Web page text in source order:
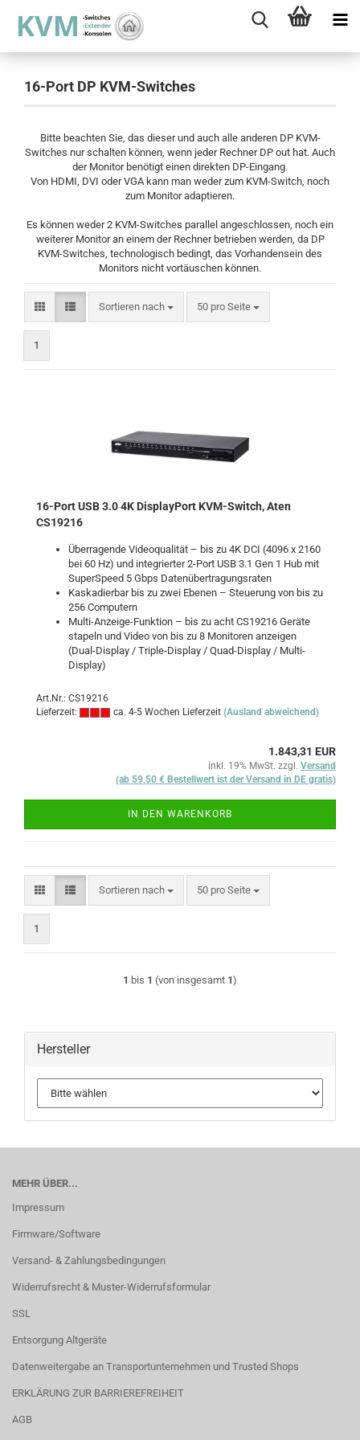
16-Port DP KVM-Switches
Bitte beachten Sie, das dieser und auch alle anderen DP KVM-
Switches nur schalten können, wenn jeder Rechner DP out hat. Auch
der Monitor benötigt einen direkten DP-Eingang.
Von HDMI, DVI oder VGA kann man weder zum KVM-Switch, noch
zum Monitor adaptieren.
Es können weder 2 KVM-Switches parallel angeschlossen, noch ein
weiterer Monitor an einem der Rechner betrieben werden, da DP
KVM-Switches, technologisch bedingt, das Vorhandensein des
Monitors nicht vortäuschen können.
Sortieren nach
Sortieren nach 50 pro Seite
pro Seite
1
16-Port USB 3.0 4K DisplayPort KVM-Switch, Aten
CS19216
Überragende Videoqualität – bis zu 4K DCI (4096 x 2160
bei 60 Hz) und integrierter 2-Port USB 3.1 Gen 1 Hub mit
SuperSpeed 5 Gbps Datenübertragungsraten
Kaskadierbar bis zu zwei Ebenen – Steuerung von bis zu
256 Computern
Multi-Anzeige-Funktion – bis zu acht CS19216 Geräte
stapeln und Video von bis zu 8 Monitoren anzeigen
(Dual-Display / Triple-Display / Quad-Display / Multi-
Display)
Art.Nr.: CS19216
Lieferzeit:
ca. 4-5 Wochen Lieferzeit (Ausland abweichend)
1.843,31 EUR
inkl. 19% MwSt. zzgl. Versand
(ab 59,50 € Bestellwert ist der Versand in DE gratis)
IN DEN WARENKORB
Sortieren nach
Sortieren nach 50 pro Seite
pro Seite
1
1 bis 1 (von insgesamt 1)
Hersteller
MEHR ÜBER...
Impressum
Firmware/Software
Versand- & Zahlungsbedingungen
Widerrufsrecht & Muster-Widerrufsformular
SSL
Entsorgung Altgeräte
Datenweitergabe an Transportunternehmen und Trusted Shops
ERKLÄRUNG ZUR BARRIEREFREIHEIT
AGB